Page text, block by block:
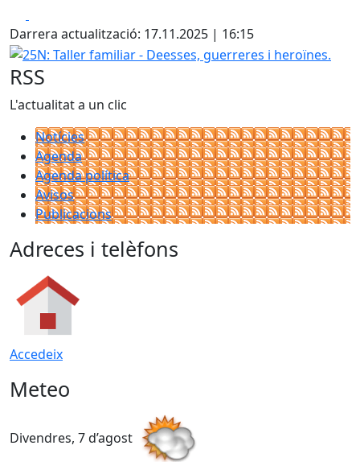
Darrera actualització: 17.11.2025 | 16:15
25N: Taller familiar - Deesses, guerreres i heroïnes.
RSS
L'actualitat a un clic
Notícies
Agenda
Agenda política
Avisos
Publicacions
Adreces i telèfons
Accedeix
Meteo
Divendres, 7 d’agost